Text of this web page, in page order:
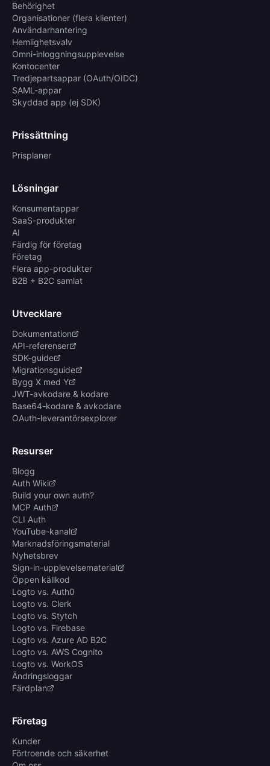
Behörighet
Organisationer (flera klienter)
Användarhantering
Hemlighetsvalv
Omni-inloggningsupplevelse
Kontocenter
Tredjepartsappar (OAuth/OIDC)
SAML-appar
Skyddad app (ej SDK)
Prissättning
Prisplaner
Lösningar
Konsumentappar
SaaS-produkter
AI
Färdig för företag
Företag
Flera app-produkter
B2B + B2C samlat
Utvecklare
Dokumentation
API-referenser
SDK-guide
Migrationsguide
Bygg X med Y
JWT-avkodare & kodare
Base64-kodare & avkodare
OAuth-leverantörsexplorer
Resurser
Blogg
Auth Wiki
Build your own auth?
MCP Auth
CLI Auth
YouTube-kanal
Marknadsföringsmaterial
Nyhetsbrev
Sign-in-upplevelsematerial
Öppen källkod
Logto vs. Auth0
Logto vs. Clerk
Logto vs. Stytch
Logto vs. Firebase
Logto vs. Azure AD B2C
Logto vs. AWS Cognito
Logto vs. WorkOS
Ändringsloggar
Färdplan
Företag
Kunder
Förtroende och säkerhet